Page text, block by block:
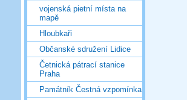
vojenská pietní místa na
mapě
Hloubkaři
Občanské sdružení Lidice
Četnická pátrací stanice
Praha
Památník Čestná vzpomínka